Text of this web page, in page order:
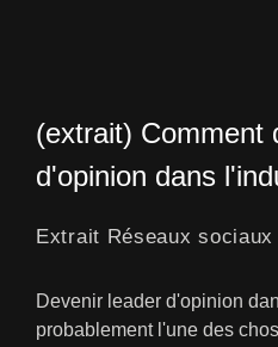
(extrait) Comment
d'opinion dans
Extrait Réseaux sociaux
Devenir leader d'opinion
probablement l'une des